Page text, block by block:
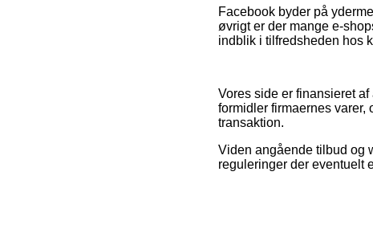
Facebook byder på
øvrigt er der mange e-
indblik i tilfredsheden hos
Vores side er finansieret
formidler firmaernes
transaktion.
Viden angående tilbud og
reguleringer der eventuelt